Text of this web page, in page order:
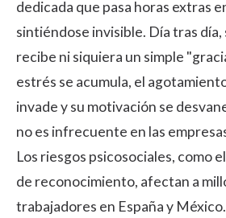
dedicada que pasa horas extras
sintiéndose invisible. Día tras
recibe ni siquiera un simple
estrés se acumula, el
invade y su motivación se
no es infrecuente en las
Los riesgos psicosociales, como
de reconocimiento, afectan a
trabajadores en España y